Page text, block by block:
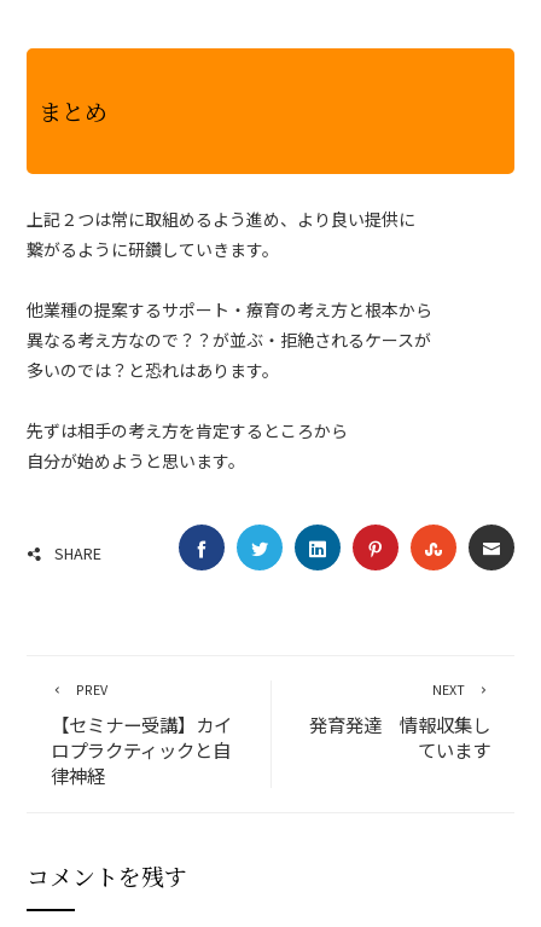
まとめ
上記２つは常に取組めるよう進め、より良い提供に
繋がるように研鑽していきます。
他業種の提案するサポート・療育の考え方と根本から
異なる考え方なので？？が並ぶ・拒絶されるケースが
多いのでは？と恐れはあります。
先ずは相手の考え方を肯定するところから
自分が始めようと思います。
SHARE FACEBOOKTWITTERLINKEDINPINTEREST
PREV
【セミナー受講】カイ
ロプラクティックと自
律神経
NEXT
発育発達 情報収集し
ています
コメントを残す